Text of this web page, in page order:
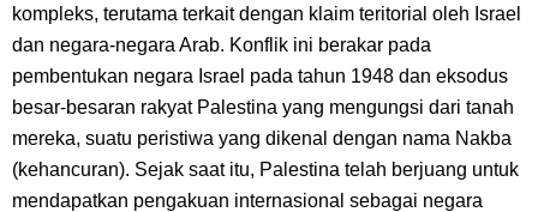
Pasifik Barat
Cara Membuat Linktree Instagram, Sangat Mudah Untuk Kamu
Lakukan Sendiri
7 Fakta Gaban One Piece, Orang Yang Telah Memberikan Kunci Borgol
kompleks, terutama terkait dengan klaim teritorial oleh Israel
dan negara-negara Arab. Konflik ini berakar pada
pembentukan negara Israel pada tahun 1948 dan eksodus
besar-besaran rakyat Palestina yang mengungsi dari tanah
mereka, suatu peristiwa yang dikenal dengan nama Nakba
(kehancuran). Sejak saat itu, Palestina telah berjuang untuk
mendapatkan pengakuan internasional sebagai negara